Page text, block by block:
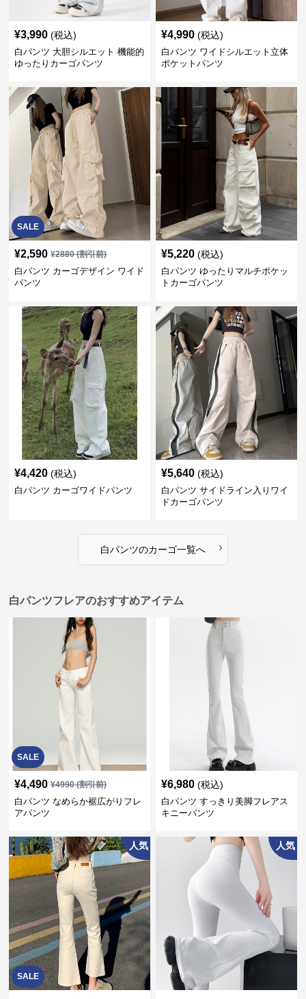
¥3,990 (税込)
白パンツ 大胆シルエット 機能的
ゆったりカーゴパンツ
¥4,990 (税込)
白パンツ ワイドシルエット立体
ポケットパンツ
SALE
¥2,590 ¥2880(割引前)
白パンツ カーゴデザイン ワイド
パンツ
¥5,220 (税込)
白パンツ ゆったりマルチポケッ
トカーゴパンツ
¥4,420 (税込)
白パンツ カーゴワイドパンツ
¥5,640 (税込)
白パンツ サイドライン入りワイ
ドカーゴパンツ
白パンツのカーゴ一覧へ ›
白パンツフレアのおすすめアイテム
SALE
¥4,490 ¥4990(割引前)
白パンツ なめらか裾広がりフレ
アパンツ
¥6,980 (税込)
白パンツ すっきり美脚フレアス
キニーパンツ
SALE
人気 人気